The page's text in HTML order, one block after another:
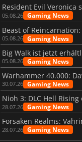
05.08.26 Gaming News
05.08.26 Gaming News
05.08.26 Gaming News
30.07.26 Gaming News
Nioh 3: DLC Hell
28.07.26 Gaming News
28.07.26 Gaming News